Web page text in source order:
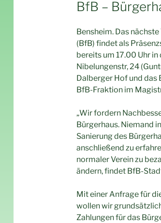
BfB –
Bensheim. Das
(BfB) findet als
bereits um 17.00 Uhr
Nibelungenstr, 24
Dalberger Hof und das
BfB-Fraktion im
„Wir fordern
Bürgerhaus. Niemand
Sanierung des
anschließend zu
normaler Verein zu
ändern, findet BfB-
Mit einer Anfrage für
wollen wir
Zahlungen für das